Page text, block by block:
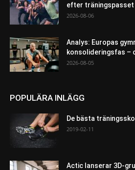
efter träningspasset
2026-08-06
Analys: Europas
konsolideringsfas –
2026-08-05
POPULÄRA INLÄGG
De bästa
2019-02-11
Actic lanserar 3D-